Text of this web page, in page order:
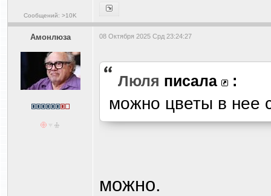
Сообщений: >10K
Амонлюза 08 Октября 2025 Срд 23:24:27
Люля писала :
можно цветы в нее
можно.